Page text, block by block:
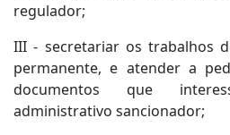
regulador;
III - secretariar os trabalhos
permanente, e atender a
documentos que
administrativo sancionador;